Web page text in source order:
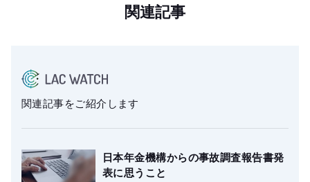
関連記事
関連記事をご紹介します
日本年金機構からの事故調査報告書発
表に思うこと